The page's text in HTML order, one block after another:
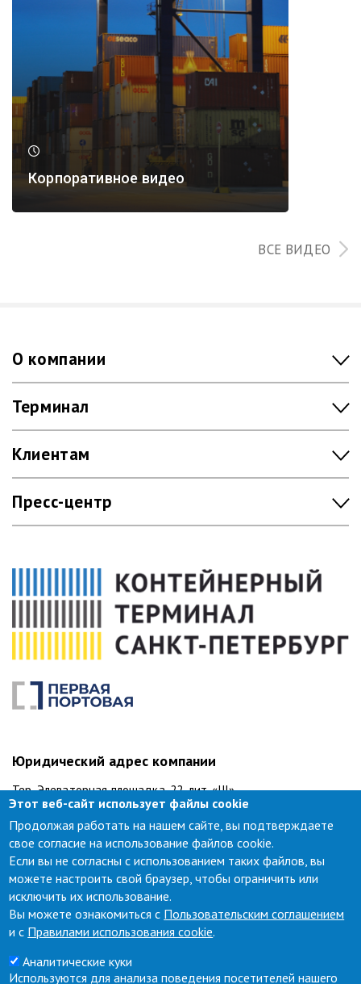
Этот веб-сайт использует файлы cookie
Продолжая работать на нашем сайте, вы подтверждаете
свое согласие на использование файлов cookie.
Если вы не согласны с использованием таких файлов, вы
можете настроить свой браузер, чтобы ограничить или
исключить их использование.
Вы можете ознакомиться с Пользовательским соглашением
и с Правилами использования cookie.
Аналитические куки
Используются для анализа поведения посетителей нашего
Корпоративное видео
ВСЕ ВИДЕО
О компании
Терминал
Клиентам
Пресс-центр
Юридический адрес компании
Тер. Элеваторная площадка, 22, лит. «Щ»
Санкт-Петербург, 198096
Телефон: +7 (812) 335-71-11, факс: +7 (812) 335-75-57.
Техническая поддержка
тел.:+7 (812) 335-71-68
support.lkk@port.one
Секретариат